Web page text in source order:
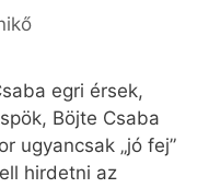
egri érsek,
Böjte Csaba
ugyancsak „jó fej”
hirdetni az